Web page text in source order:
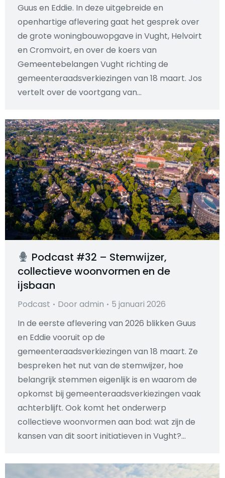
Guus en Eddie. In deze uitgebreide en
openhartige aflevering gaat het gesprek over
de grote woningbouwopgave in Vught, Helvoirt
en Cromvoirt, en over de koers van
Gemeentebelangen Vught richting de
gemeenteraadsverkiezingen van 18 maart. Jos
vertelt over de voortgang van…
Podcast #32 – Stemwijzer,
collectieve woonvormen en de
ijsbaan
Podcast Door admin
5 januari 2026
In de eerste aflevering van 2026 blikken Guus
en Eddie vooruit op de
gemeenteraadsverkiezingen van 18 maart. Ze
bespreken het nut van de stemwijzer, hoe
belangrijk stemmen eigenlijk is en waarom de
opkomst bij gemeenteraadsverkiezingen vaak
achterblijft. Ook komt het onderwerp
collectieve woonvormen aan bod: wat zijn de
kansen van dit soort initiatieven in Vught?…